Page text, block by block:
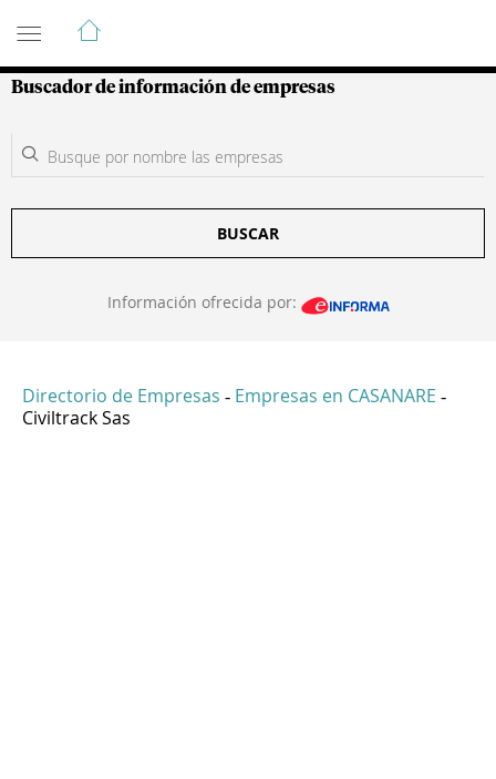
Guía de Empresas Colombianas
Buscador de información de empresas
BUSCAR
Información ofrecida por:
Directorio de Empresas - Empresas en CASANARE -
Civiltrack Sas